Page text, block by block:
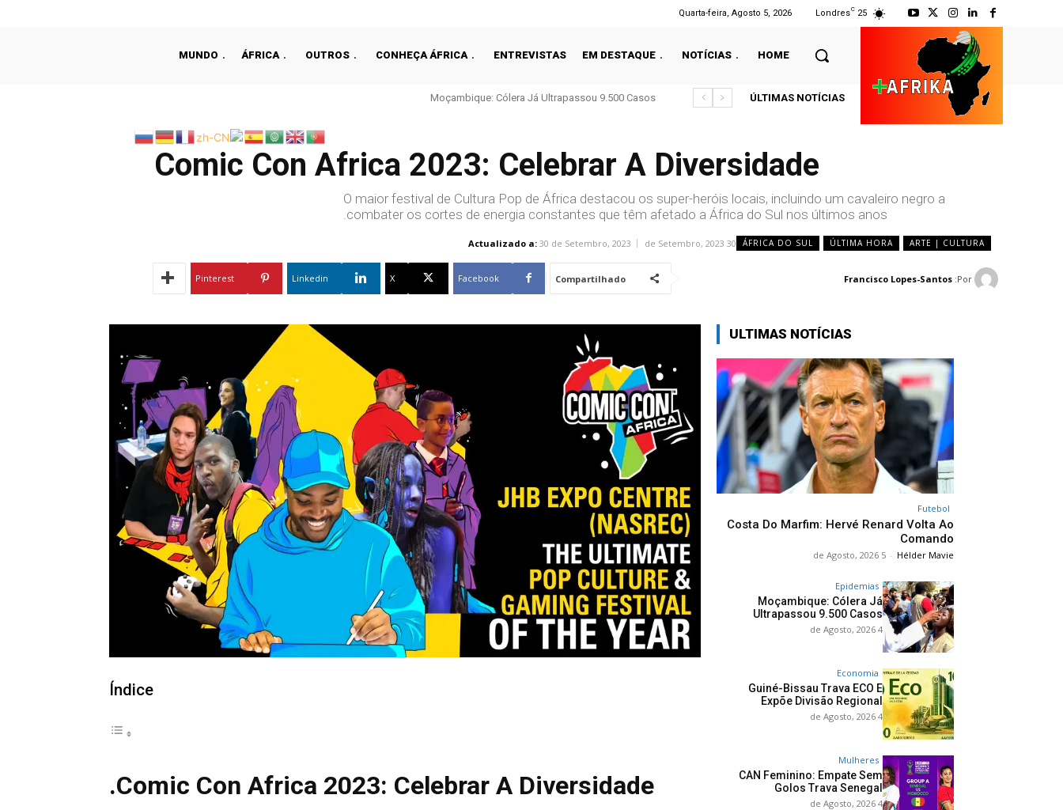
25
C
Londres
Quarta-feira, Agosto 5, 2026
HOME
NOTÍCIAS
EM DESTAQUE
ENTREVISTAS
CONHEÇA ÁFRICA
OUTROS
ÁFRICA
MUNDO
ÚLTIMAS NOTÍCIAS
Moçambique: Cólera Já Ultrapassou 9.500 Casos
Guiné-Bissau Trava ECO E Expõe Divisão Regional
Comic Con Africa 2023: Celebrar A Diversidade
O maior festival de Cultura Pop de África destacou os super-heróis locais, incluindo um cavaleiro negro a
combater os cortes de energia constantes que têm afetado a África do Sul nos últimos anos.
ARTE | CULTURA
ÚLTIMA HORA
ÁFRICA DO SUL
30 de Setembro, 2023
Actualizado a: 30 de Setembro, 2023
Por:
Francisco Lopes-Santos
Compartilhado
Facebook
X
Linkedin
Pinterest
Índice
Comic Con Africa 2023: Celebrar A Diversidade.
ULTIMAS NOTÍCIAS
Futebol
Costa Do Marfim: Hervé Renard Volta Ao
Comando
Hélder Mavie
-
5 de Agosto, 2026
Epidemias
Moçambique: Cólera Já
Ultrapassou 9.500 Casos
4 de Agosto, 2026
Economia
Guiné-Bissau Trava ECO E
Expõe Divisão Regional
4 de Agosto, 2026
Mulheres
CAN Feminino: Empate Sem
Golos Trava Senegal
4 de Agosto, 2026